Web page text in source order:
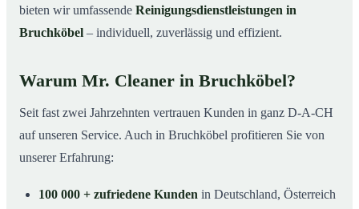
bieten wir umfassende Reinigungsdienstleistungen in
Bruchköbel – individuell, zuverlässig und effizient.
Warum Mr. Cleaner in Bruchköbel?
Seit fast zwei Jahrzehnten vertrauen Kunden in ganz D-A-CH
auf unseren Service. Auch in Bruchköbel profitieren Sie von
unserer Erfahrung:
100 000 + zufriedene Kunden in Deutschland, Österreich